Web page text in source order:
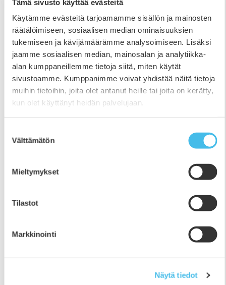
Tämä sivusto käyttää evästeitä
Käytämme evästeitä tarjoamamme sisällön ja mainosten
räätälöimiseen, sosiaalisen median ominaisuuksien
tukemiseen ja kävijämäärämme analysoimiseen. Lisäksi
jaamme sosiaalisen median, mainosalan ja analytiikka-
alan kumppaneillemme tietoja siitä, miten käytät
sivustoamme. Kumppanimme voivat yhdistää näitä tietoja
muihin tietoihin, joita olet antanut heille tai joita on kerätty,
kun olet käyttänyt heidän palvelujaan.
valinta
Välttämätön
Mieltymykset
Tilastot
Markkinointi
Näytä tiedot
Kansanopistot ovat kaikilla mittareilla
ammatillisen koulutuksen huippuosaajia
– ja siksi toimivaa koulutusta ei saa
heikentää
14.10.2024
Kansanopistojen ammatillinen koulutus on
poikkeuksellisen laadukasta, yhteisöllistä,
edukseen esimerkiksi palautteiden keskiarvossa.
työllistyvät paremmin kuin ammatillisen tutkinnon
suorittaneet keskimäärin. – Palautteista näkee, että
kansanopistojen järjestämä ammatillinen koulutus on
laadukasta ja arvostettua. Meillä on hyvät yhteydet
Suomen Kansanopistoyhdistyksen